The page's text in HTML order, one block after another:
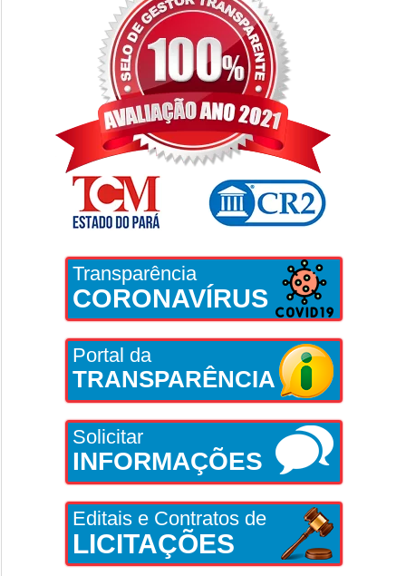
Transparência
CORONAVÍRUS
Portal da
TRANSPARÊNCIA
Solicitar
INFORMAÇÕES
Editais e Contratos de
LICITAÇÕES